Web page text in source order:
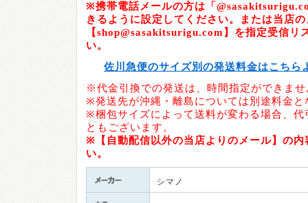
※携帯電話メールの方は「
きるように設定してください。または当店
【shop@sasakitsurigu.com】を指定受信リ
い。
佐川急便のサイズ別の発送料金はこちら
※代金引換での発送は、時間指定ができませ
※発送先が沖縄・離島については別途料金と
※梱包サイズによって送料が変わる場合、代
ともございます。
※【自動配信以外の当店よりのメール】の内
い。
シマノ